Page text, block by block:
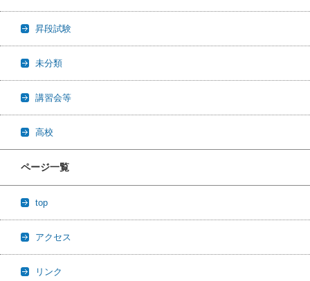
昇段試験
未分類
講習会等
高校
ページ一覧
top
アクセス
リンク